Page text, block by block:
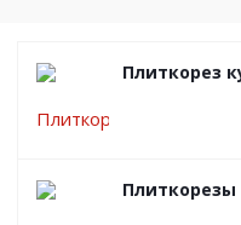
Плиткорез
Плиткорезы